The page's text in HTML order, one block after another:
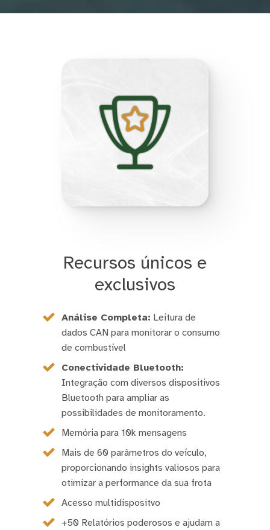
Recursos únicos e
exclusivos
Análise Completa: Leitura de
dados CAN para monitorar o consumo
de combustível
Conectividade Bluetooth:
Integração com diversos dispositivos
Bluetooth para ampliar as
possibilidades de monitoramento.
Memória para 10k mensagens
Mais de 60 parâmetros do veículo,
proporcionando insights valiosos para
otimizar a performance da sua frota
Acesso multidispositvo
+50 Relatórios poderosos e ajudam a